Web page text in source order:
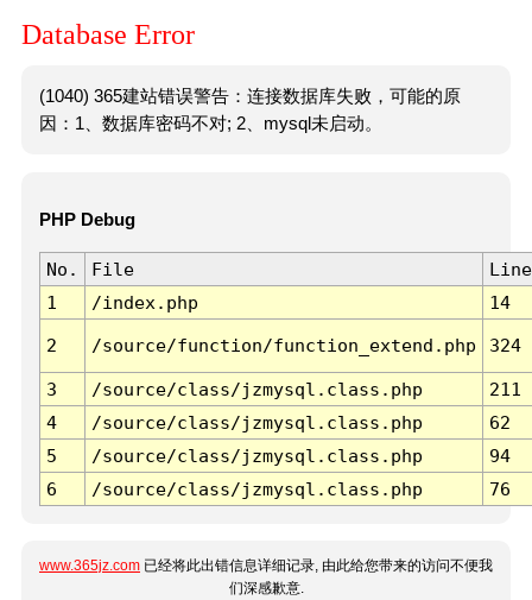
Database Error
(1040) 365建站错误警告：连接数据库失败，可能的原
因：1、数据库密码不对; 2、mysql未启动。
PHP Debug
No. File
Line
1
/index.php 14
2 /source/function/function_extend.php 324
3 /source/class/jzmysql.class.php
211
4
/source/class/jzmysql.class.php
62
5
/source/class/jzmysql.class.php
94
6
/source/class/jzmysql.class.php 76
www.365jz.com 已经将此出错信息详细记录, 由此给您带来的访问不便我
们深感歉意.